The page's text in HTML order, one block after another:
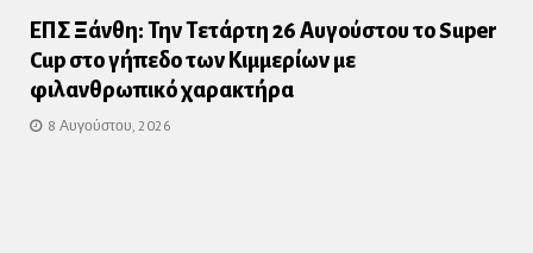
ΕΠΣ Ξάνθη: Την Τετάρτη 26 Αυγούστου το Super
Cup στο γήπεδο των Κιμμερίων με
φιλανθρωπικό χαρακτήρα
8 Αυγούστου, 2026